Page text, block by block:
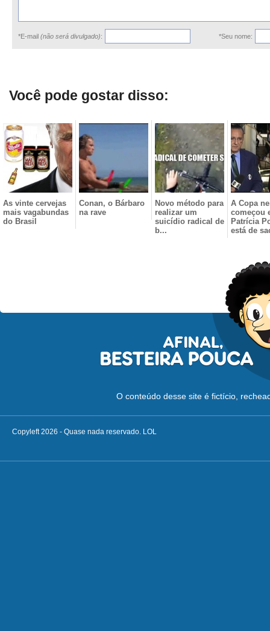
*E-mail (não será divulgado): *Seu nome:
Você pode gostar disso:
As vinte cervejas
mais vagabundas
do Brasil
Conan, o Bárbaro
na rave
Novo método para
realizar um
suicídio radical de
b...
A Copa
começou
Patrícia
está de
O conteúdo desse site é fictício,
Copyleft 2026 - Quase nada reservado. LOL